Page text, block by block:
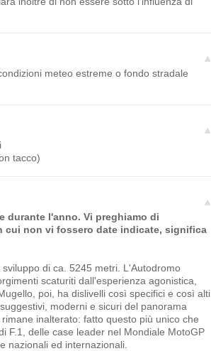
meteo estreme o fondo stradale
tacco)
durante l'anno. Vi preghiamo di
non vi fossero date indicate, significa
di ca. 5245 metri. L'Autodromo
scaturiti dall'esperienza agonistica,
poi, ha dislivelli così specifici e così alti
moderni e sicuri del panorama
inalterato: fatto questo più unico che
F.1, delle case leader nel Mondiale MotoGP
nazionali ed internazionali.